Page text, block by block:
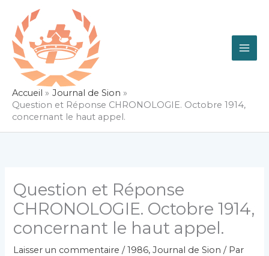
contenu
Accueil
Journal de Sion
Question et Réponse CHRONOLOGIE. Octobre 1914,
concernant le haut appel.
Question et Réponse
CHRONOLOGIE. Octobre 1914,
concernant le haut appel.
Laisser un commentaire /1986,Journal de Sion / Par